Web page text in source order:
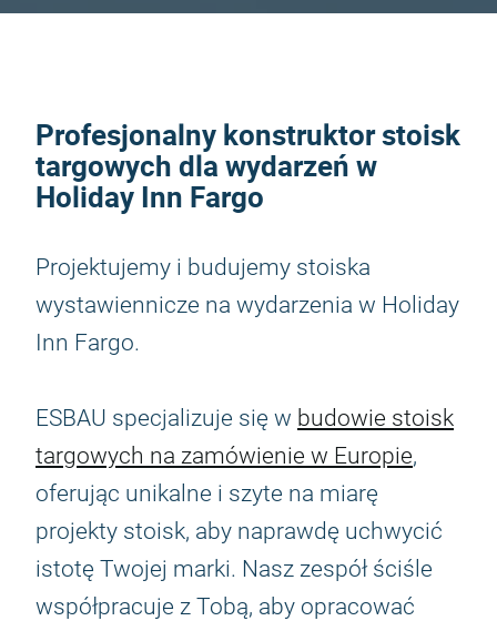
Profesjonalny konstruktor stoisk
targowych dla wydarzeń w
Holiday Inn Fargo
Projektujemy i budujemy stoiska
wystawiennicze na wydarzenia w Holiday
Inn Fargo.
ESBAU specjalizuje się w budowie stoisk
targowych na zamówienie w Europie,
oferując unikalne i szyte na miarę
projekty stoisk, aby naprawdę uchwycić
istotę Twojej marki. Nasz zespół ściśle
współpracuje z Tobą, aby opracować